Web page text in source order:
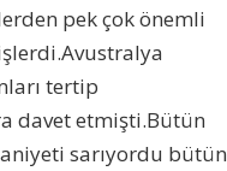
pek çok önemli
tertip
davet etmişti.Bütün
sarıyordu bütün